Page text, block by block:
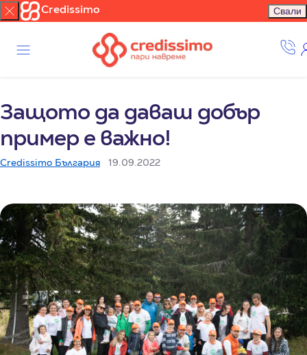
Credissimo Свали
Защото да даваш добър
пример е важно!
Credissimo България 19.09.2022